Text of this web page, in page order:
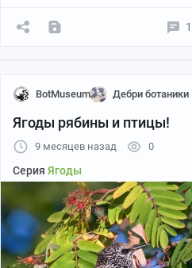
Фото Ю. Семенова.
Они представляют собой
ксилярии многообразной (
группы аскомицетов.
1
BotMuseum Дебри ботаники
Ягоды рябины и птицы!
9 месяцев назад 0
Серия Ягоды